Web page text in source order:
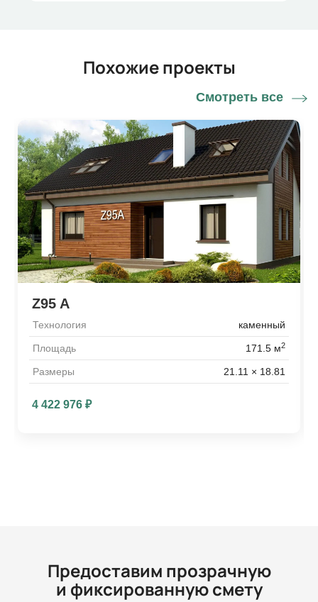
Похожие проекты
Смотреть все
Z95 A
Технология каменный
Площадь 171.5 м2
Размеры 21.11 × 18.81
4 422 976₽
Предоставим прозрачную
и фиксированную смету